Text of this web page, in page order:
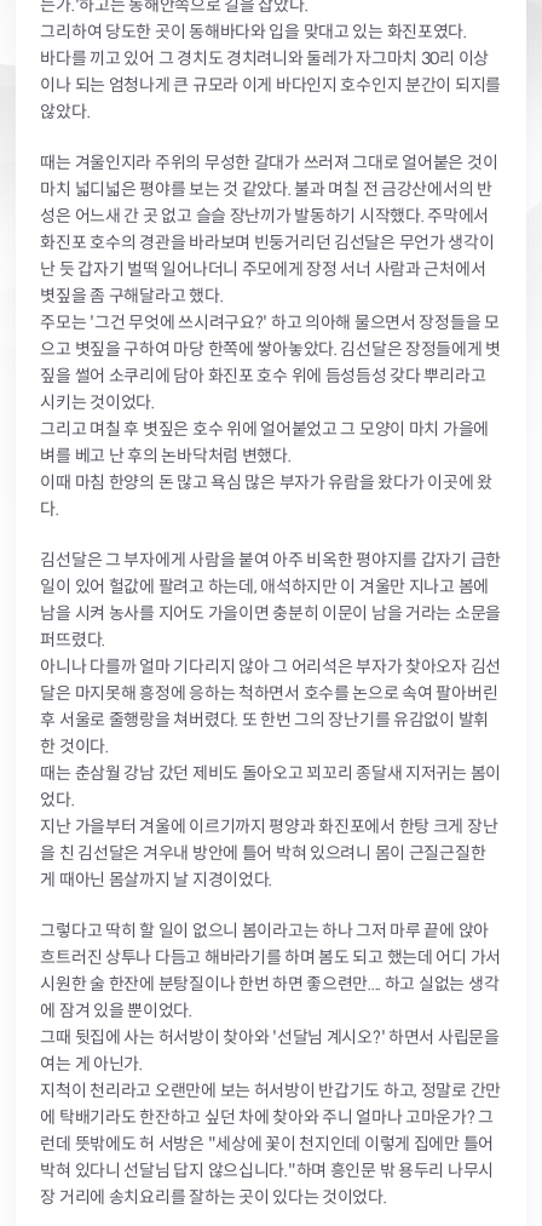
는가.'하고는 동해안쪽으로 길을 잡았다.
그리하여 당도한 곳이 동해바다와 입을 맞대고 있는 화진포였다.
바다를 끼고 있어 그 경치도 경치려니와 둘레가 자그마치 30리 이상
이나 되는 엄청나게 큰 규모라 이게 바다인지 호수인지 분간이 되지를
않았다.
때는 겨울인지라 주위의 무성한 갈대가 쓰러져 그대로 얼어붙은 것이
마치 넓디넓은 평야를 보는 것 같았다. 불과 며칠 전 금강산에서의 반
성은 어느새 간 곳 없고 슬슬 장난끼가 발동하기 시작했다. 주막에서
화진포 호수의 경관을 바라보며 빈둥거리던 김선달은 무언가 생각이
난 듯 갑자기 벌떡 일어나더니 주모에게 장정 서너 사람과 근처에서
볏짚을 좀 구해달라고 했다.
주모는 '그건 무엇에 쓰시려구요?' 하고 의아해 물으면서 장정들을 모
으고 볏짚을 구하여 마당 한쪽에 쌓아놓았다. 김선달은 장정들에게 볏
짚을 썰어 소쿠리에 담아 화진포 호수 위에 듬성듬성 갖다 뿌리라고
시키는 것이었다.
그리고 며칠 후 볏짚은 호수 위에 얼어붙었고 그 모양이 마치 가을에
벼를 베고 난 후의 논바닥처럼 변했다.
이때 마침 한양의 돈 많고 욕심 많은 부자가 유람을 왔다가 이곳에 왔
다.
김선달은 그 부자에게 사람을 붙여 아주 비옥한 평야지를 갑자기 급한
일이 있어 헐값에 팔려고 하는데, 애석하지만 이 겨울만 지나고 봄에
남을 시켜 농사를 지어도 가을이면 충분히 이문이 남을 거라는 소문을
퍼뜨렸다.
아니나 다를까 얼마 기다리지 않아 그 어리석은 부자가 찾아오자 김선
달은 마지못해 흥정에 응하는 척하면서 호수를 논으로 속여 팔아버린
후 서울로 줄행랑을 쳐버렸다. 또 한번 그의 장난기를 유감없이 발휘
한 것이다.
때는 춘삼월 강남 갔던 제비도 돌아오고 꾀꼬리 종달새 지저귀는 봄이
었다.
지난 가을부터 겨울에 이르기까지 평양과 화진포에서 한탕 크게 장난
을 친 김선달은 겨우내 방안에 틀어 박혀 있으려니 몸이 근질근질한
게 때아닌 몸살까지 날 지경이었다.
그렇다고 딱히 할 일이 없으니 봄이라고는 하나 그저 마루 끝에 앉아
흐트러진 상투나 다듬고 해바라기를 하며 봄도 되고 했는데 어디 가서
시원한 술 한잔에 분탕질이나 한번 하면 좋으련만.... 하고 실없는 생각
에 잠겨 있을 뿐이었다.
그때 뒷집에 사는 허서방이 찾아와 '선달님 계시오?' 하면서 사립문을
여는 게 아닌가.
지척이 천리라고 오랜만에 보는 허서방이 반갑기도 하고, 정말로 간만
에 탁배기라도 한잔하고 싶던 차에 찾아와 주니 얼마나 고마운가? 그
런데 뜻밖에도 허 서방은 "세상에 꽃이 천지인데 이렇게 집에만 틀어
박혀 있다니 선달님 답지 않으십니다."하며 흥인문 밖 용두리 나무시
장 거리에 송치요리를 잘하는 곳이 있다는 것이었다.